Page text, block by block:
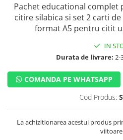
Pachet educational complet
citire silabica si set 2 carti
format A5 pentru citit
IN
Durata de livrare: 2-
COMANDA PE WHATSAPP
Cod Produs:
La achizitionarea acestui produs
viitoare